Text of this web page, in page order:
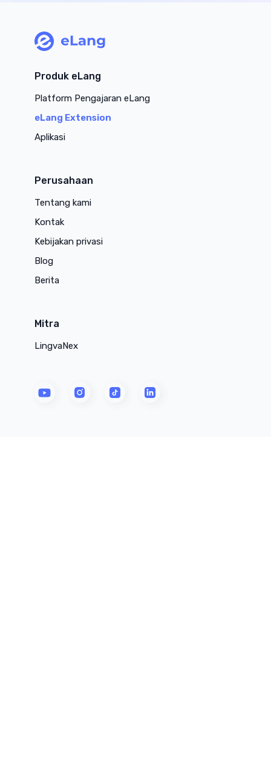
Produk eLang
Platform Pengajaran eLang
eLang Extension
Aplikasi
Perusahaan
Tentang kami
Kontak
Kebijakan privasi
Blog
Berita
Mitra
LingvaNex
youtubeinstagramtiktok linkedin